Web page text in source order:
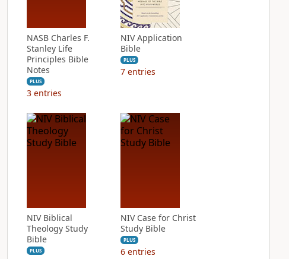
NASB Charles F.
Stanley Life
Principles Bible
Notes
PLUS
3 entries
NIV Application
Bible
PLUS
7 entries
NIV Biblical
Theology Study
Bible
PLUS
NIV Case for Christ
Study Bible
PLUS
6 entries